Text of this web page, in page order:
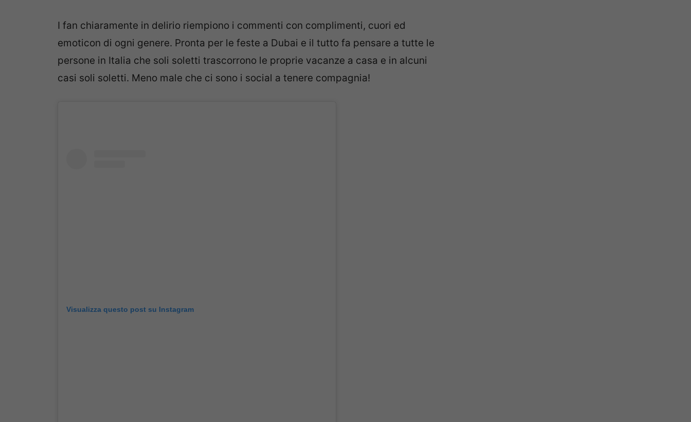
I fan chiaramente in delirio riempiono i commenti con complimenti, cuori ed
emoticon di ogni genere. Pronta per le feste a Dubai e il tutto fa pensare a tutte le
persone in Italia che soli soletti trascorrono le proprie vacanze a casa e in alcuni
casi soli soletti. Meno male che ci sono i social a tenere compagnia!
Visualizza questo post su Instagram